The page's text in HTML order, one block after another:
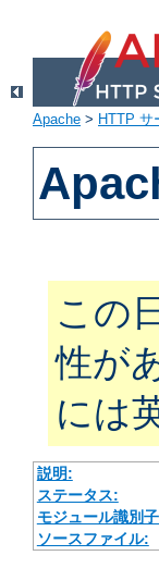
Apache > HTTP サ
この
性が
には
説明:
ステータス:
モジュール識別
ソースファイル: